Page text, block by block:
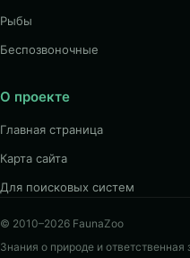
Рыбы
Беспозвоночные
О проекте
Главная страница
Карта сайта
Для поисковых систем
© 2010–2026 FaunaZoo
Знания о природе и